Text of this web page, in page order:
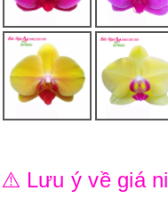
⚠️ Lưu ý về giá